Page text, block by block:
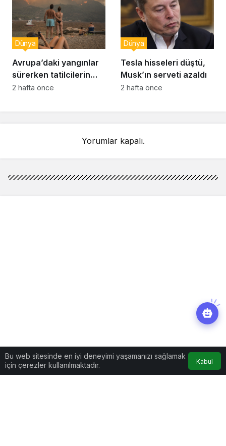
Avrupa’daki yangınlar
sürerken tatilcilerin
kayıtsızlığı tepki yarattı
Dünya
2 hafta önce
Tesla hisseleri düştü,
Musk’ın serveti azaldı
Dünya
2 hafta önce
Yorumlar kapalı.
Bu web sitesinde en iyi deneyimi yaşamanızı sağlamak
için çerezler kullanılmaktadır.
Kabul